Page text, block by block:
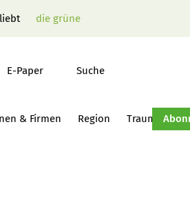
die grüne
E-Paper Suche
& Firmen Region Traumtraktor